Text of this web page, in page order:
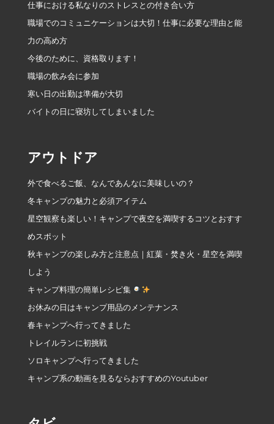
仕事における私なりのストレスとの付き合い方
職場でのコミュニケーションは大切！仕事に必要な理由と能
力の高め方
今後のために、資格取ります！
職場の飲み会に参加
寒い日の出勤は準備が大切
バイトの日に寝坊してしまいました
アウトドア
外で食べるご飯、なんであんなに美味しいの？
冬キャンプの魅力と必須アイテム
星空観察も楽しい！キャンプで夜空を満喫するコツとおすす
めスポット
秋キャンプの楽しみ方と注意点｜紅葉・焚き火・星空を満喫
しよう
キャンプ料理の簡単レシピ集
お休みの日はキャンプ用品のメンテナンス
春キャンプへ行ってきました
トレイルランに初挑戦
ソロキャンプへ行ってきました
キャンプ系の動画を見るならおすすめのYoutuber